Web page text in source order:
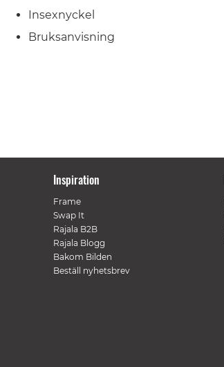
Insexnyckel
Bruksanvisning
Inspiration
Frame
Swap It
Rajala B2B
Rajala Blogg
Bakom Bilden
Beställ nyhetsbrev